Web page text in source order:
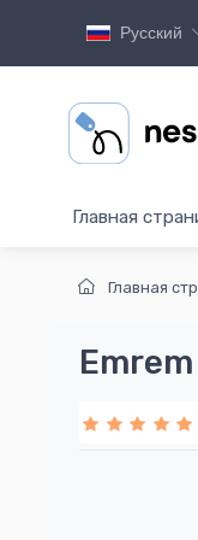
Русский
Главная
Главная